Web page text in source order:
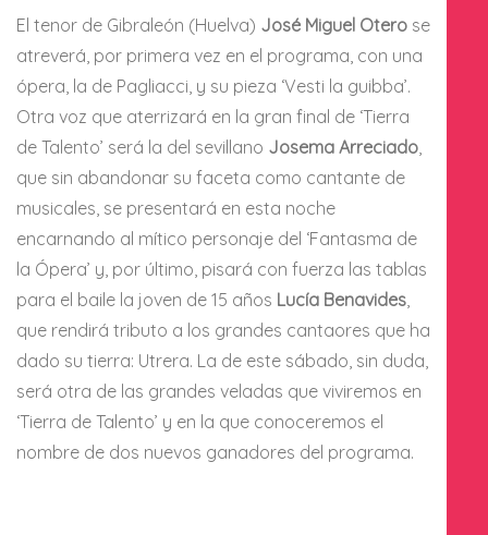
El tenor de Gibraleón (Huelva) José Miguel Otero se
atreverá, por primera vez en el programa, con una
ópera, la de Pagliacci, y su pieza ‘Vesti la guibba’.
Otra voz que aterrizará en la gran final de ‘Tierra
de Talento’ será la del sevillano Josema Arreciado
que sin abandonar su faceta como cantante de
musicales, se presentará en esta noche
encarnando al mítico personaje del ‘Fantasma de
la Ópera’ y, por último, pisará con fuerza las tablas
para el baile la joven de 15 años Lucía Benavides
que rendirá tributo a los grandes cantaores que ha
dado su tierra: Utrera. La de este sábado, sin duda,
será otra de las grandes veladas que viviremos en
‘Tierra de Talento’ y en la que conoceremos el
nombre de dos nuevos ganadores del programa.